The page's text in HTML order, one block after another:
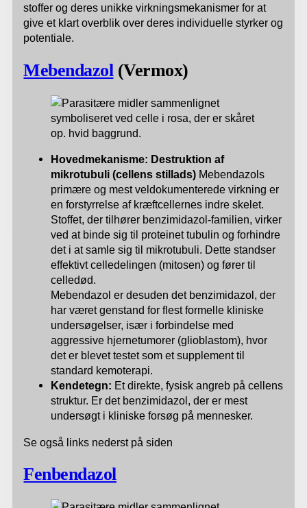
stoffer og deres unikke virkningsmekanismer for at
give et klart overblik over deres individuelle styrker og
potentiale.
Mebendazol (Vermox)
Hovedmekanisme: Destruktion af
mikrotubuli (cellens stillads) Mebendazols
primære og mest veldokumenterede virkning er
en forstyrrelse af kræftcellernes indre skelet.
Stoffet, der tilhører benzimidazol-familien, virker
ved at binde sig til proteinet tubulin og forhindre
det i at samle sig til mikrotubuli. Dette standser
effektivt celledelingen (mitosen) og fører til
celledød.
Mebendazol er desuden det benzimidazol, der
har været genstand for flest formelle kliniske
undersøgelser, især i forbindelse med
aggressive hjernetumorer (glioblastom), hvor
det er blevet testet som et supplement til
standard kemoterapi.
Kendetegn: Et direkte, fysisk angreb på cellens
struktur. Er det benzimidazol, der er mest
undersøgt i kliniske forsøg på mennesker.
Se også links nederst på siden
Fenbendazol